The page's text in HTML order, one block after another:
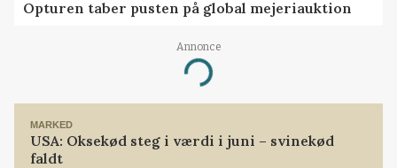
Opturen taber pusten på global mejeriauktion
Annonce
Loading...
MARKED
USA: Oksekød steg i værdi i juni – svinekød
faldt